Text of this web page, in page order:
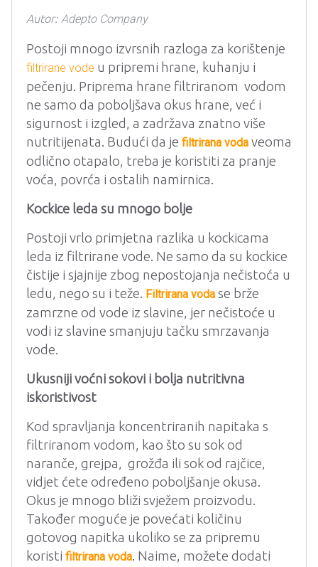
Autor: Adepto Company
Postoji mnogo izvrsnih razloga za korištenje
filtrirane vode u pripremi hrane, kuhanju i
pečenju. Priprema hrane filtriranom vodom
ne samo da poboljšava okus hrane, već i
sigurnost i izgled, a zadržava znatno više
nutritijenata. Budući da je filtrirana voda veoma
odlično otapalo, treba je koristiti za pranje
voća, povrća i ostalih namirnica.
Kockice leda su mnogo bolje
Postoji vrlo primjetna razlika u kockicama
leda iz filtrirane vode. Ne samo da su kockice
čistije i sjajnije zbog nepostojanja nečistoća u
ledu, nego su i teže. Filtrirana voda se brže
zamrzne od vode iz slavine, jer nečistoće u
vodi iz slavine smanjuju tačku smrzavanja
vode.
Ukusniji voćni sokovi i bolja nutritivna
iskoristivost
Kod spravljanja koncentriranih napitaka s
filtriranom vodom, kao što su sok od
naranče, grejpa, grožđa ili sok od rajčice,
vidjet ćete određeno poboljšanje okusa.
Okus je mnogo bliži svježem proizvodu.
Također moguće je povećati količinu
gotovog napitka ukoliko se za pripremu
koristi filtrirana voda. Naime, možete dodati